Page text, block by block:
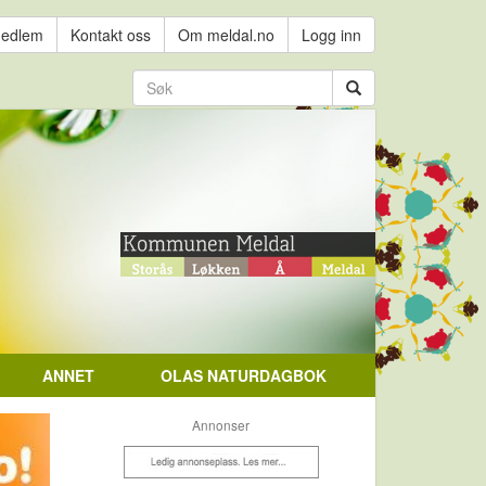
Kontakt oss Om meldal.no Logg inn
ANNET OLAS NATURDAGBOK
Annonser